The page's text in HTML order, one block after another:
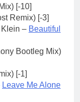
[-10]
Remix) [-3]
Klein – Beautiful
Bootleg Mix)
[-1]
Leave Me Alone